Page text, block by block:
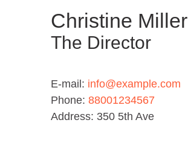
Christine Miller
The Director
E-mail: info@example.com
Phone: 88001234567
Address: 350 5th Ave